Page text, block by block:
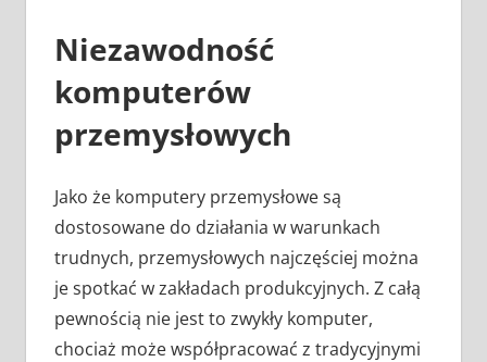
Niezawodność
komputerów
przemysłowych
Jako że komputery przemysłowe są
dostosowane do działania w warunkach
trudnych, przemysłowych najczęściej można
je spotkać w zakładach produkcyjnych. Z całą
pewnością nie jest to zwykły komputer,
chociaż może współpracować z tradycyjnymi